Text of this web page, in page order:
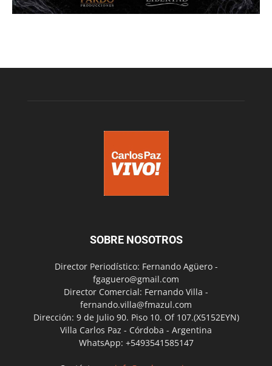
SOBRE NOSOTROS
Director Periodístico: Fernando Agüero -
fgaguero@gmail.com
Director Comercial: Fernando Villa -
fernando.villa@fmazul.com
Dirección: 9 de Julio 90. Piso 10. Of 107.(X5152EYN)
Villa Carlos Paz - Córdoba - Argentina
WhatsApp: +5493541585147